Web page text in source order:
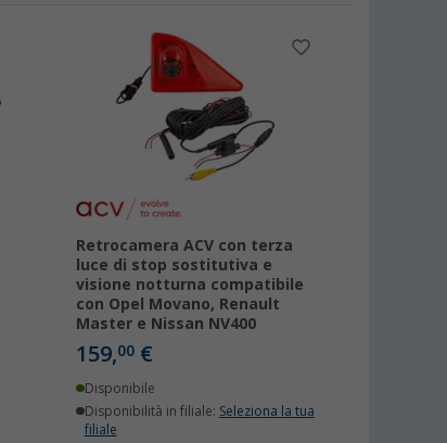
Retrocamera ACV con terza
luce di stop sostitutiva e
visione notturna compatibile
con Opel Movano, Renault
Master e Nissan NV400
159,00 €
Disponibile
Disponibilità in filiale: Seleziona la tua
filiale